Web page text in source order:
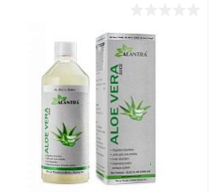
Подписаться
Купить в 1 клик
В избранное
Нет в
наличии
Элемент каталога:
Тестостерон Бустер